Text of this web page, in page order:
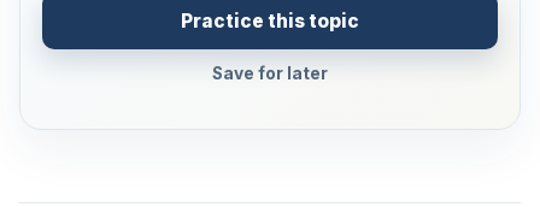
Practice this topic
Save for later